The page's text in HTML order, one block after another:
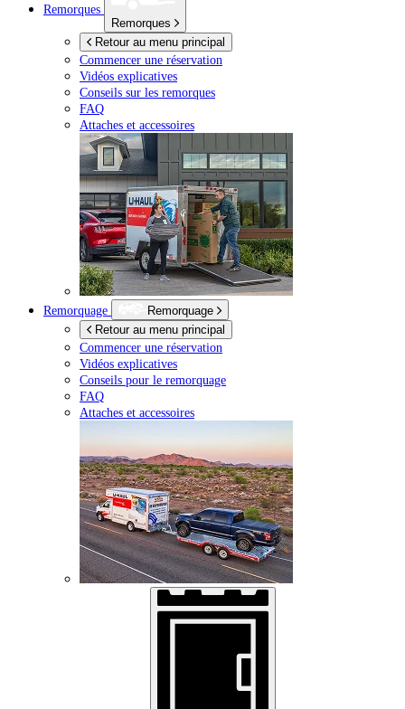
Remorques
Remorques
Retour au menu principal
Commencer une réservation
Vidéos explicatives
Conseils sur les remorques
FAQ
Attaches et accessoires
Remorquage
Remorquage
Retour au menu principal
Commencer une réservation
Vidéos explicatives
Conseils pour le remorquage
FAQ
Attaches et accessoires